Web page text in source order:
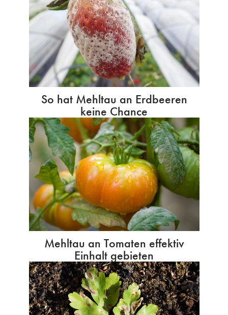
So hat Mehltau an Erdbeeren
keine Chance
Mehltau an Tomaten effektiv
Einhalt gebieten